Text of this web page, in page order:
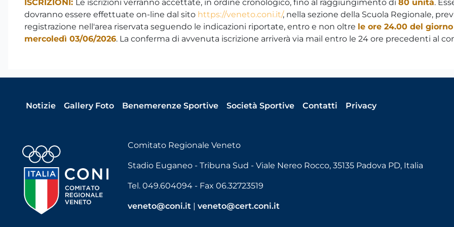
ISCRIZIONI: Le iscrizioni verranno accettate, in ordine cronologico, fino al raggiungimento di 80 unità.
dovranno essere effettuate on-line dal sito https://veneto.coni.it/, nella sezione della Scuola Regionale,
registrazione nell'area riservata seguendo le indicazioni riportate, entro e non oltre le ore 24.00 del giorno
mercoledì 03/06/2026. La conferma di avvenuta iscrizione arriverà via mail entro le 24 ore precedenti al
Notizie Gallery Foto Benemerenze Sportive Società Sportive Contatti Privacy
Comitato Regionale Veneto
Stadio Euganeo - Tribuna Sud - Viale Nereo Rocco, 35135 Padova PD, Italia
Tel. 049.604094 - Fax 06.32723519
veneto@coni.it |veneto@cert.coni.it